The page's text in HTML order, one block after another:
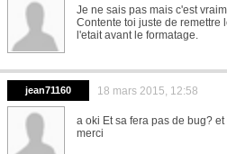
Je ne sais pas mais c'est
Contente toi juste de remettre
l'etait avant le formatage.
jean71160 18 mars 2015, 12:58
a oki Et sa fera pas de bug?
merci